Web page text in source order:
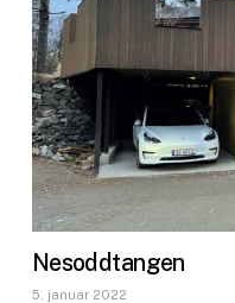
Nesoddtangen
5. januar 2022